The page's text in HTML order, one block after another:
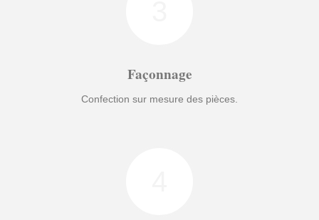
Façonnage
Confection sur mesure des pièces.